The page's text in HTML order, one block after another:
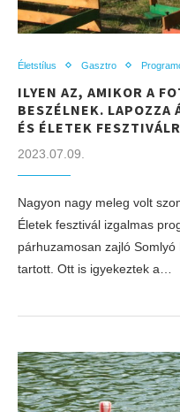
Életstílus Gasztro
ILYEN AZ, AMIKOR A
BESZÉLNEK. LAPOZZA
ÉS ÉLETEK
2023.07.09.
Nagyon nagy meleg volt
Életek fesztivál izgalmas
párhuzamosan zajló
tartott. Ott is igyekeztek a…